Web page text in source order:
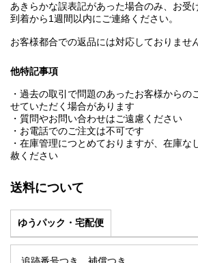
あきらかな誤表記があった場合のみ、お受
到着から1週間以内にご連絡ください。
お客様都合での返品には対応しておりません
他特記事項
・過去の取引で問題のあったお客様からの
せていただく場合があります
・質問やお問い合わせはご遠慮ください
・お電話でのご注文は不可です
・在庫管理につとめておりますが、在庫な
赦ください
送料について
ゆうパック・宅配便